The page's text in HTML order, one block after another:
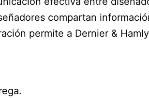
compartan
permite a Dernier &